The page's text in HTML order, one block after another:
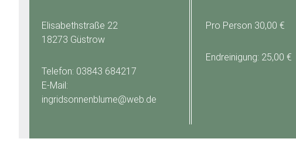
Elisabethstraße 22
18273 Güstrow
Telefon: 03843 684217
E-Mail:
ingridsonnenblume@web.de
Pro Person 30,00 €
Endreinigung: 25,00 €